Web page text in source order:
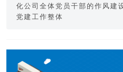
化公司全体党员干部的作风建
党建工作整体